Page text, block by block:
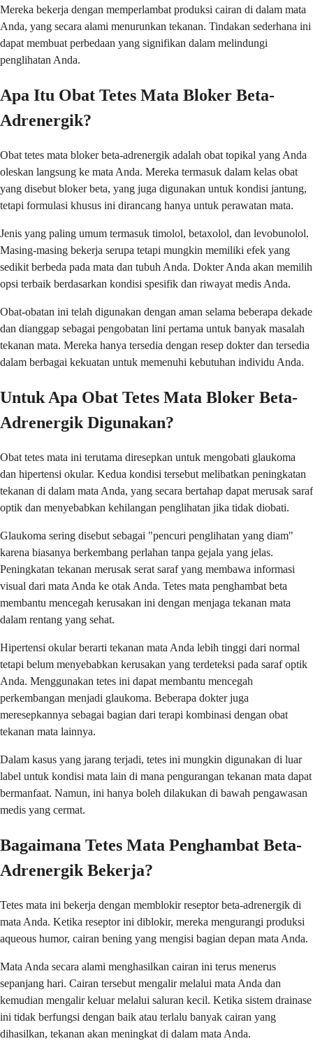
Mereka bekerja dengan memperlambat produksi cairan di dalam mata
Anda, yang secara alami menurunkan tekanan. Tindakan sederhana ini
dapat membuat perbedaan yang signifikan dalam melindungi
penglihatan Anda.
Apa Itu Obat Tetes Mata Bloker Beta-
Adrenergik?
Obat tetes mata bloker beta-adrenergik adalah obat topikal yang Anda
oleskan langsung ke mata Anda. Mereka termasuk dalam kelas obat
yang disebut bloker beta, yang juga digunakan untuk kondisi jantung,
tetapi formulasi khusus ini dirancang hanya untuk perawatan mata.
Jenis yang paling umum termasuk timolol, betaxolol, dan levobunolol.
Masing-masing bekerja serupa tetapi mungkin memiliki efek yang
sedikit berbeda pada mata dan tubuh Anda. Dokter Anda akan memilih
opsi terbaik berdasarkan kondisi spesifik dan riwayat medis Anda.
Obat-obatan ini telah digunakan dengan aman selama beberapa dekade
dan dianggap sebagai pengobatan lini pertama untuk banyak masalah
tekanan mata. Mereka hanya tersedia dengan resep dokter dan tersedia
dalam berbagai kekuatan untuk memenuhi kebutuhan individu Anda.
Untuk Apa Obat Tetes Mata Bloker Beta-
Adrenergik Digunakan?
Obat tetes mata ini terutama diresepkan untuk mengobati glaukoma
dan hipertensi okular. Kedua kondisi tersebut melibatkan peningkatan
tekanan di dalam mata Anda, yang secara bertahap dapat merusak saraf
optik dan menyebabkan kehilangan penglihatan jika tidak diobati.
Glaukoma sering disebut sebagai "pencuri penglihatan yang diam"
karena biasanya berkembang perlahan tanpa gejala yang jelas.
Peningkatan tekanan merusak serat saraf yang membawa informasi
visual dari mata Anda ke otak Anda. Tetes mata penghambat beta
membantu mencegah kerusakan ini dengan menjaga tekanan mata
dalam rentang yang sehat.
Hipertensi okular berarti tekanan mata Anda lebih tinggi dari normal
tetapi belum menyebabkan kerusakan yang terdeteksi pada saraf optik
Anda. Menggunakan tetes ini dapat membantu mencegah
perkembangan menjadi glaukoma. Beberapa dokter juga
meresepkannya sebagai bagian dari terapi kombinasi dengan obat
tekanan mata lainnya.
Dalam kasus yang jarang terjadi, tetes ini mungkin digunakan di luar
label untuk kondisi mata lain di mana pengurangan tekanan mata dapat
bermanfaat. Namun, ini hanya boleh dilakukan di bawah pengawasan
medis yang cermat.
Bagaimana Tetes Mata Penghambat Beta-
Adrenergik Bekerja?
Tetes mata ini bekerja dengan memblokir reseptor beta-adrenergik di
mata Anda. Ketika reseptor ini diblokir, mereka mengurangi produksi
aqueous humor, cairan bening yang mengisi bagian depan mata Anda.
Mata Anda secara alami menghasilkan cairan ini terus menerus
sepanjang hari. Cairan tersebut mengalir melalui mata Anda dan
kemudian mengalir keluar melalui saluran kecil. Ketika sistem drainase
ini tidak berfungsi dengan baik atau terlalu banyak cairan yang
dihasilkan, tekanan akan meningkat di dalam mata Anda.